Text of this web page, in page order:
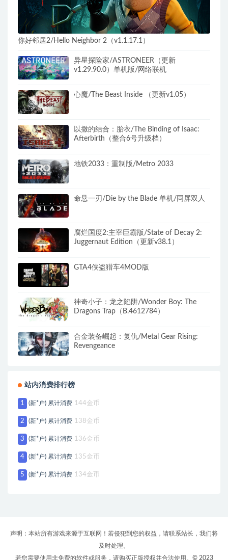
你好邻居2/Hello Neighbor 2（v1.1.17.1）
异星探险家/ASTRONEER（更新
v1.29.90.0）单机版/网络联机
心魔/The Beast Inside （更新v1.05）
以撒的结合：胎衣/The Binding of Isaac:
Afterbirth（整合6号升级档）
地铁2033：重制版/Metro 2033
命悬一刃/Die by the Blade 单机/同屏双人
腐烂国度2:主宰巨霸版/State of Decay 2:
Juggernaut Edition（更新v38.1）
GTA4侠盗猎车4MOD版
神奇小子：龙之陷阱/Wonder Boy: The
Dragons Trap（B.4612784）
合金装备崛起：复仇/Metal Gear Rising:
Revengeance
站内消费排行榜
1 (新*户) 累计消费 144金币
2 (新*户) 累计消费 138金币
3 (新*户) 累计消费 136金币
4 (新*户) 累计消费 135金币
5 (新*户) 累计消费 134金币
声明：本站所有游戏来源于互联网！若侵犯到您的权益，请联系站长，我们将
及时处理。
若您需要使用非免费的软件或服务，请购买正版授权并合法使用。© 2023